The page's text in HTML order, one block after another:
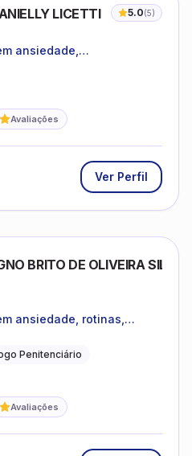
LICETTI 5.0(5)
ansiedade,
Avaliações
Ver Perfil
BRITO DE OLIVEIRA SILVA
ansiedade, rotinas,
comportamentais.
Penitenciário
Avaliações